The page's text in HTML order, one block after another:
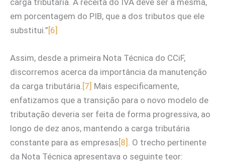
em porcentagem do PIB, que a dos tributos que ele
substitui.”[6]
Assim, desde a primeira Nota Técnica do CCiF,
discorremos acerca da importância da manutenção
da carga tributária. [7] Mais especificamente,
enfatizamos que a transição para o novo modelo de
tributação deveria ser feita de forma progressiva, ao
longo de dez anos, mantendo a carga tributária
constante para as empresas[8] . O trecho pertinente
da Nota Técnica apresentava o seguinte teor: